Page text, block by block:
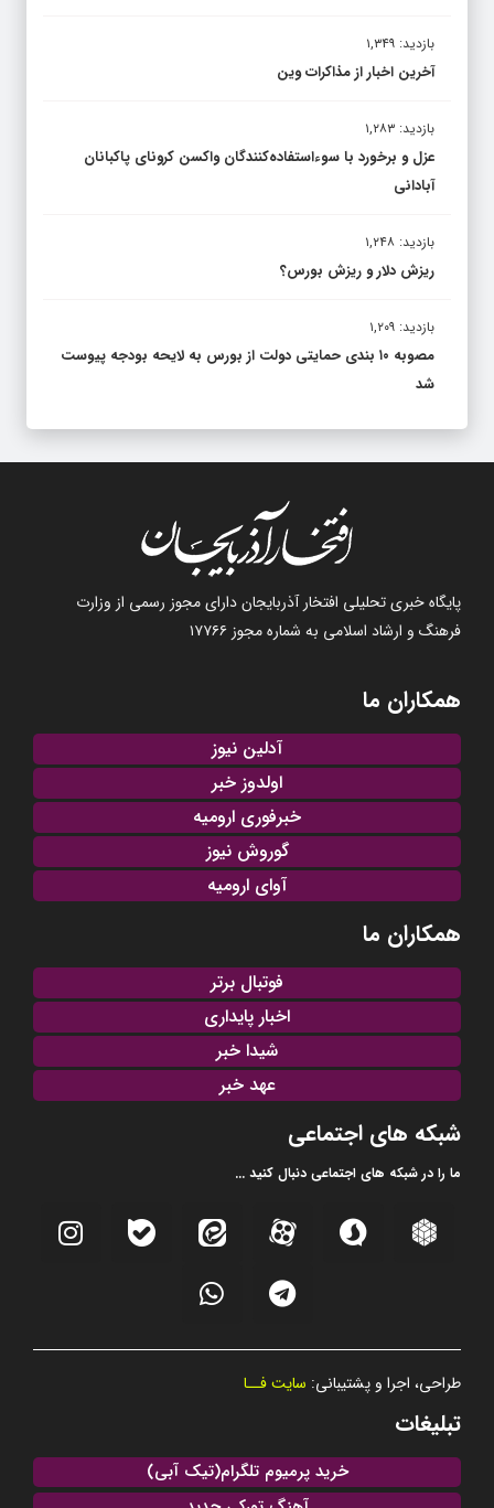
بازدید: ۱,۳۴۹
آخرین اخبار از مذاکرات وین
بازدید: ۱,۲۸۳
عزل و برخورد با سوءاستفاده‌کنندگان واکسن کرونای پاکبانان
آبادانی
بازدید: ۱,۲۴۸
ریزش دلار و ریزش بورس؟
بازدید: ۱,۲۰۹
مصوبه ۱۰ بندی حمایتی دولت از بورس به لایحه بودجه پیوست
شد
پایگاه خبری تحلیلی افتخار آذربایجان دارای مجوز رسمی از وزارت
فرهنگ و ارشاد اسلامی به شماره مجوز ۱۷۷۶۶
همکاران ما
آدلین نیوز
اولدوز خبر
خبرفوری ارومیه
گوروش نیوز
آوای ارومیه
همکاران ما
فوتبال برتر
اخبار پایداری
شیدا خبر
عهد خبر
شبکه های اجتماعی
ما را در شبکه های اجتماعی دنبال کنید ...
طراحی، اجرا و پشتیبانی: سایت فــا
تبلیغات
خرید پرمیوم تلگرام(تیک آبی)